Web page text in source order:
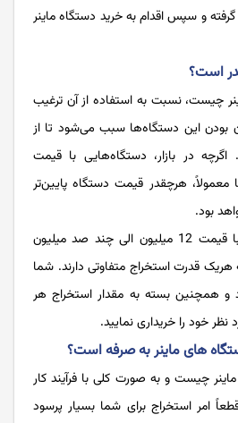
و سپس اقدام به خرید دستگاه ماینر
است؟
چیست، نسبت به استفاده از آن ترغیب
بودن این دستگاه‌ها سبب می‌شود تا از
در بازار، دستگاه‌هایی با قیمت
معمولاً، هرچقدر قیمت دستگاه پایین‌تر
بود.
در حال حاضر ماینرهایی با قیمت 12 میلیون الی چند صد میلیون
هریک قدرت استخراج متفاوتی دارند. شما
و همچنین بسته به مقدار استخراج هر
نظر خود را خریداری نمایید.
های ماینر به صرفه است؟
چیست و به صورت کلی با فرآیند کار
امر استخراج برای شما بسیار پرسود